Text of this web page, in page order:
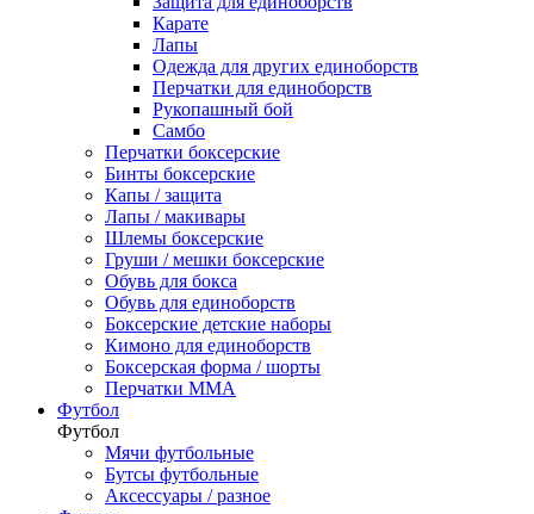
Карате
Лапы
Одежда для других единоборств
Перчатки для единоборств
Рукопашный бой
Самбо
Перчатки боксерские
Бинты боксерские
Капы / защита
Лапы / макивары
Шлемы боксерские
Груши / мешки боксерские
Обувь для бокса
Обувь для единоборств
Боксерские детские наборы
Кимоно для единоборств
Боксерская форма / шорты
Перчатки ММА
Футбол
Футбол
Мячи футбольные
Бутсы футбольные
Аксессуары / разное